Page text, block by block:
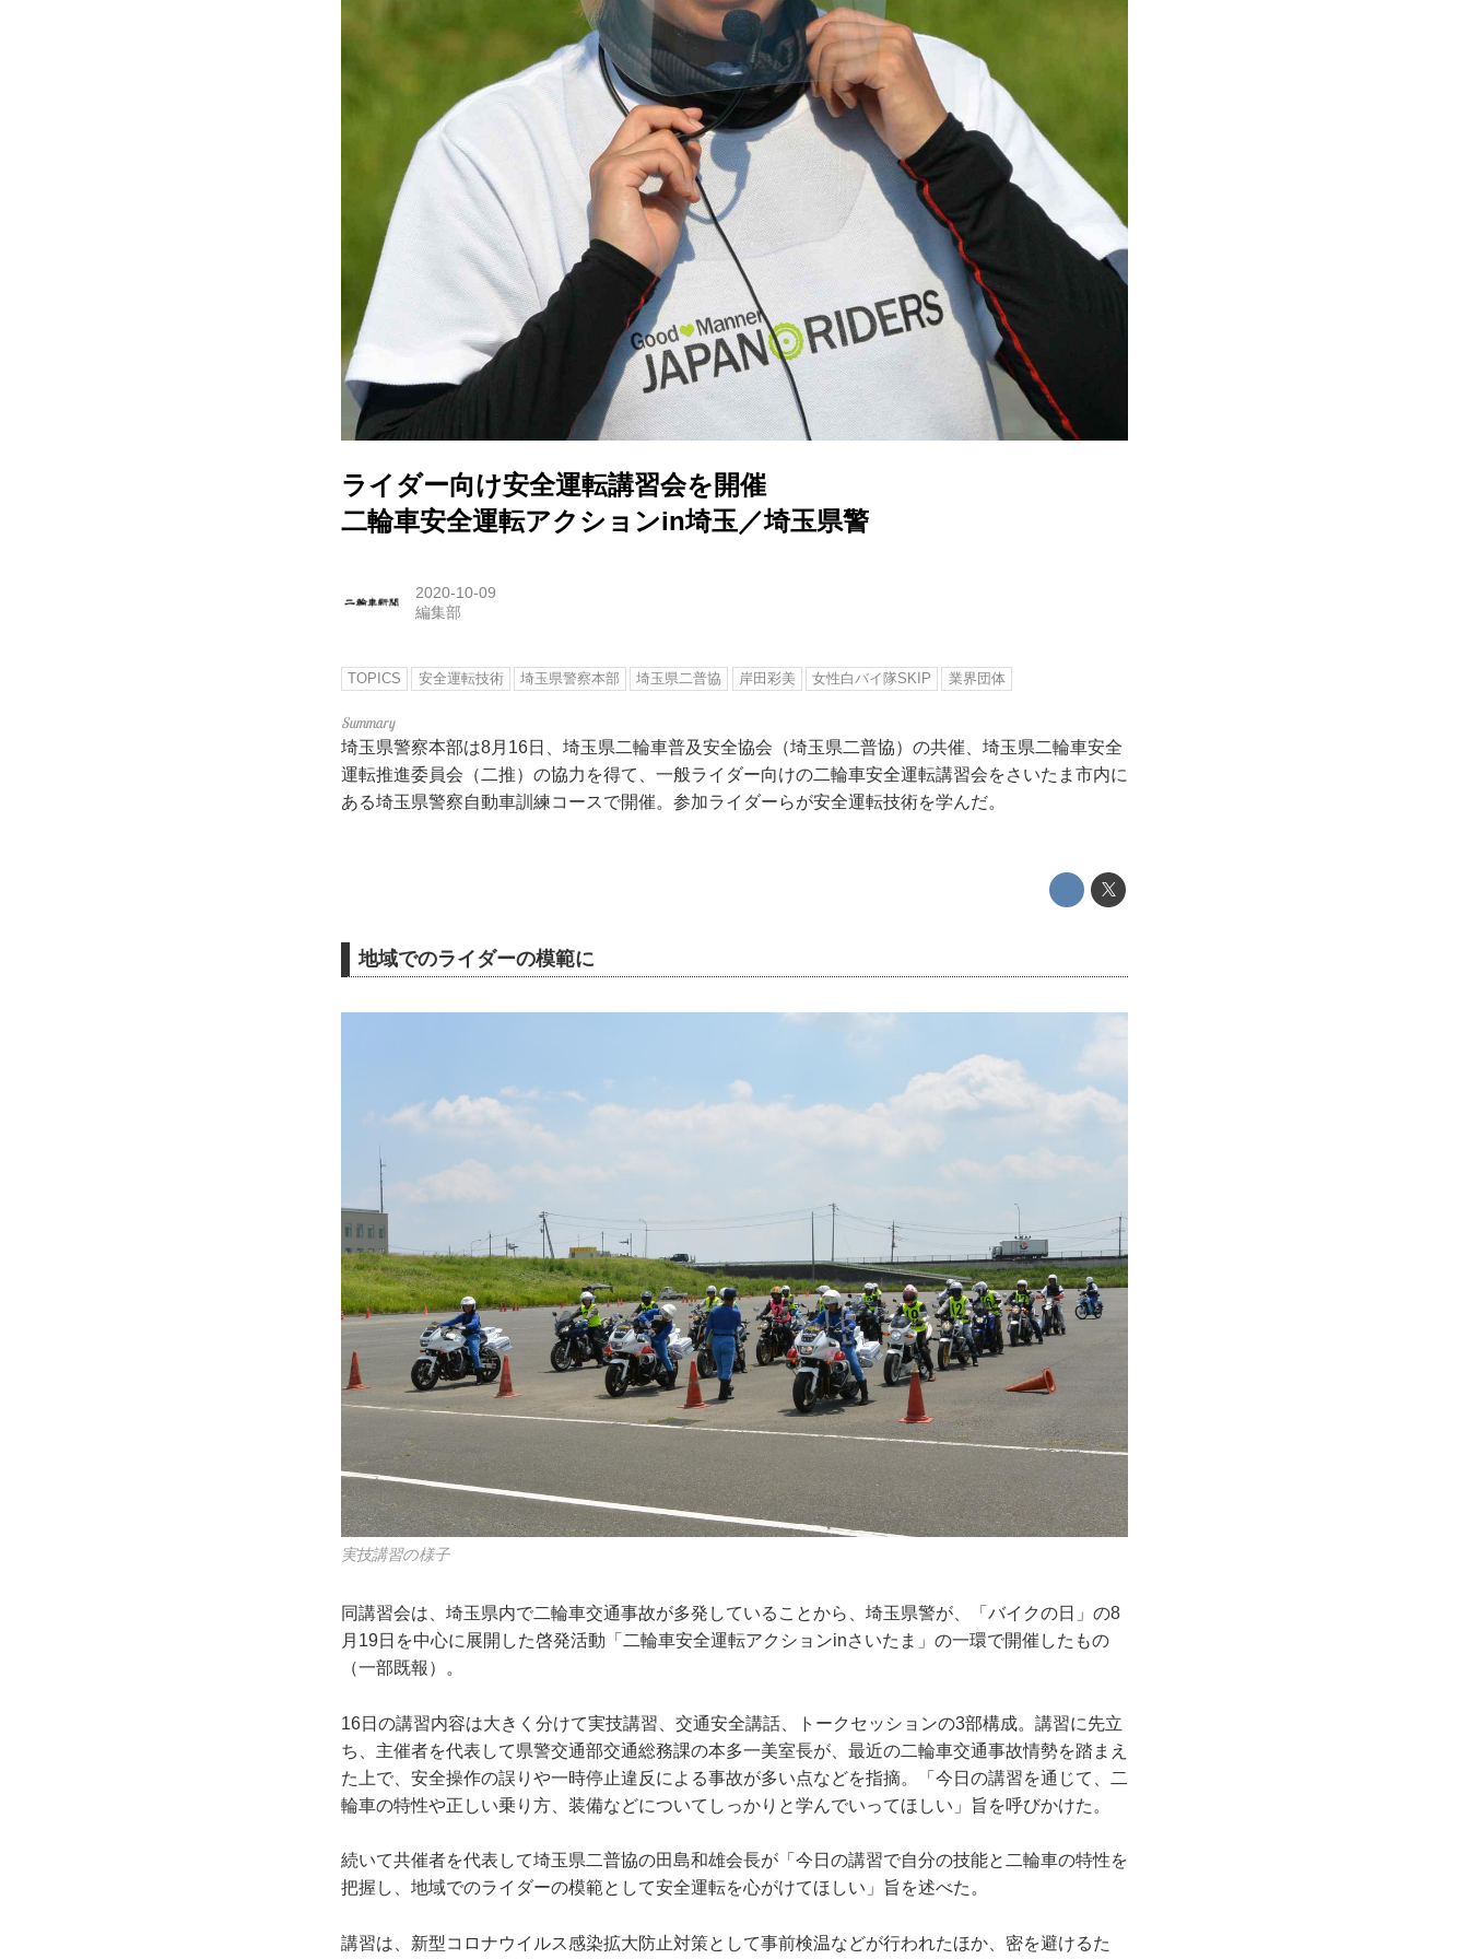
ライダー向け安全運転講習会を開催
二輪車安全運転アクションin埼玉／埼玉県警
2020-10-09
編集部
TOPICS 安全運転技術 埼玉県警察本部 埼玉県二普協 岸田彩美 女性白バイ隊SKIP 業界団体
埼玉県警察本部は8月16日、埼玉県二輪車普及安全協会（埼玉県二普協）の共催、埼玉県二輪車安全
運転推進委員会（二推）の協力を得て、一般ライダー向けの二輪車安全運転講習会をさいたま市内に
ある埼玉県警察自動車訓練コースで開催。参加ライダーらが安全運転技術を学んだ。
地域でのライダーの模範に
実技講習の様子
同講習会は、埼玉県内で二輪車交通事故が多発していることから、埼玉県警が、「バイクの日」の8
月19日を中心に展開した啓発活動「二輪車安全運転アクションinさいたま」の一環で開催したもの
（一部既報）。
16日の講習内容は大きく分けて実技講習、交通安全講話、トークセッションの3部構成。講習に先立
ち、主催者を代表して県警交通部交通総務課の本多一美室長が、最近の二輪車交通事故情勢を踏まえ
た上で、安全操作の誤りや一時停止違反による事故が多い点などを指摘。「今日の講習を通じて、二
輪車の特性や正しい乗り方、装備などについてしっかりと学んでいってほしい」旨を呼びかけた。
続いて共催者を代表して埼玉県二普協の田島和雄会長が「今日の講習で自分の技能と二輪車の特性を
把握し、地域でのライダーの模範として安全運転を心がけてほしい」旨を述べた。
講習は、新型コロナウイルス感染拡大防止対策として事前検温などが行われたほか、密を避けるた